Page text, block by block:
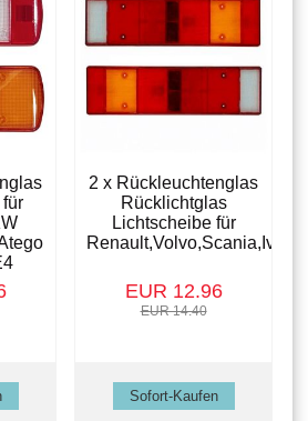
2 x Rückleuchtenglas
Rücklichtglas
Lichtscheibe für
EUR 12.96
EUR 14.40